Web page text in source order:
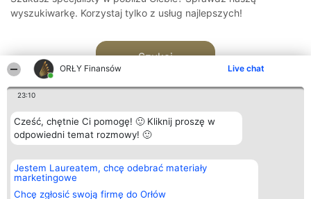
ORŁY Finansów Live chat
23:10
Cześć, chętnie Ci pomogę! 🙂 Kliknij proszę w
odpowiedni temat rozmowy! 🙂
Jestem Laureatem, chcę odebrać materiały
marketingowe
Chcę zgłosić swoją firmę do Orłów
wyszukiwarkę. Korzystaj tylko z usług najlepszych!
Szukaj
Organizator plebiscytu
Bright Side Solutions sp. z o.
o. sp. k.
ul. Ruska 22
Plebiscyt
Laureaci
wszystkich
Kontakt
Kontakt